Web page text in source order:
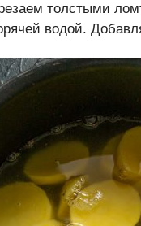
толстыми
водой.